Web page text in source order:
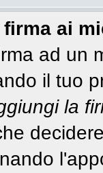
ai
ad un
il tuo
la